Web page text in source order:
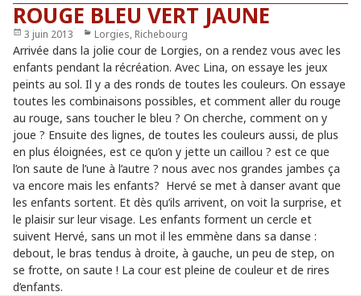
ROUGE BLEU VERT JAUNE
Publié
le
3 juin 2013 Catégories
Lorgies, Richebourg
Arrivée dans la jolie cour de Lorgies, on a rendez vous avec les
enfants pendant la récréation. Avec Lina, on essaye les jeux
peints au sol. Il y a des ronds de toutes les couleurs. On essaye
toutes les combinaisons possibles, et comment aller du rouge
au rouge, sans toucher le bleu ? On cherche, comment on y
joue ? Ensuite des lignes, de toutes les couleurs aussi, de plus
en plus éloignées, est ce qu’on y jette un caillou ? est ce que
l’on saute de l’une à l’autre ? nous avec nos grandes jambes ça
va encore mais les enfants? Hervé se met à danser avant que
les enfants sortent. Et dès qu’ils arrivent, on voit la surprise, et
le plaisir sur leur visage. Les enfants forment un cercle et
suivent Hervé, sans un mot il les emmène dans sa danse :
debout, le bras tendus à droite, à gauche, un peu de step, on
se frotte, on saute ! La cour est pleine de couleur et de rires
d’enfants.